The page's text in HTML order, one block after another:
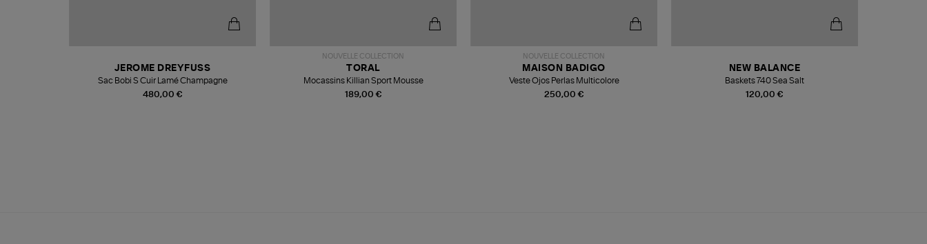
480,00 €
JEROME DREYFUSS
Sac Bobi S Cuir Lamé Champagne
NOUVELLE COLLECTION
189,00 €
TORAL
Mocassins Killian Sport Mousse
NOUVELLE COLLECTION
250,00 €
MAISON BADIGO
Veste Ojos Perlas Multicolore
120,00 €
NEW BALANCE
Baskets 740 Sea Salt